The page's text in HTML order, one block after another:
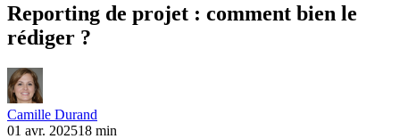
Reporting de projet : comment bien le
rédiger ?
Camille Durand
01 avr. 202518 min